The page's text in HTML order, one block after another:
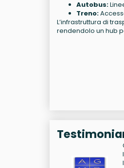
Autobus:
Treno:
L’infrastruttura di
rendendolo un hub